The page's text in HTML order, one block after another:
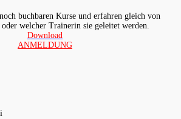
buchbaren Kurse und erfahren gleich von
welcher Trainerin sie geleitet werden.
Download
ANMELDUNG